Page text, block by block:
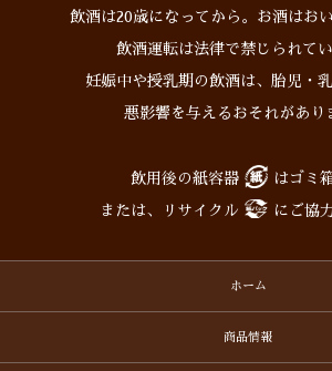
飲酒は20歳になってから。お酒はお
飲酒運転は法律で禁じられてい
妊娠中や授乳期の飲酒は、胎児・
悪影響を与えるおそれがあり
飲用後の紙容器 はゴミ
または、リサイクル にご協
ホーム
商品情報